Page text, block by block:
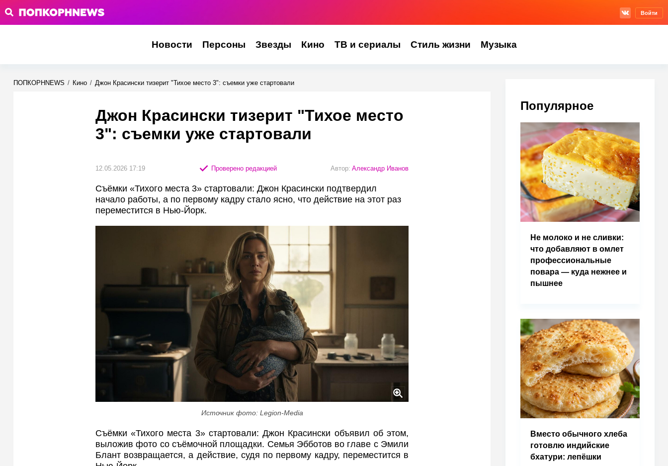
Войти
Новости Персоны Звезды Кино ТВ и сериалы Стиль жизни Музыка
ПОПКОРНNEWS / Кино / Джон Красински тизерит "Тихое место 3": съемки уже стартовали
Джон Красински тизерит "Тихое место
3": съемки уже стартовали
12.05.2026 17:19 Проверено редакцией Автор: Александр Иванов
Съёмки «Тихого места 3» стартовали: Джон Красински подтвердил
начало работы, а по первому кадру стало ясно, что действие на этот раз
переместится в Нью‑Йорк.
Источник фото: Legion-Media
Съёмки «Тихого места 3» стартовали: Джон Красински объявил об этом,
выложив фото со съёмочной площадки. Семья Эбботов во главе с Эмили
Блант возвращается, а действие, судя по первому кадру, переместится в
Популярное
Не молоко и не сливки:
что добавляют в омлет
профессиональные
повара — куда нежнее и
пышнее
Вместо обычного хлеба
готовлю индийские
бхатури: лепёшки